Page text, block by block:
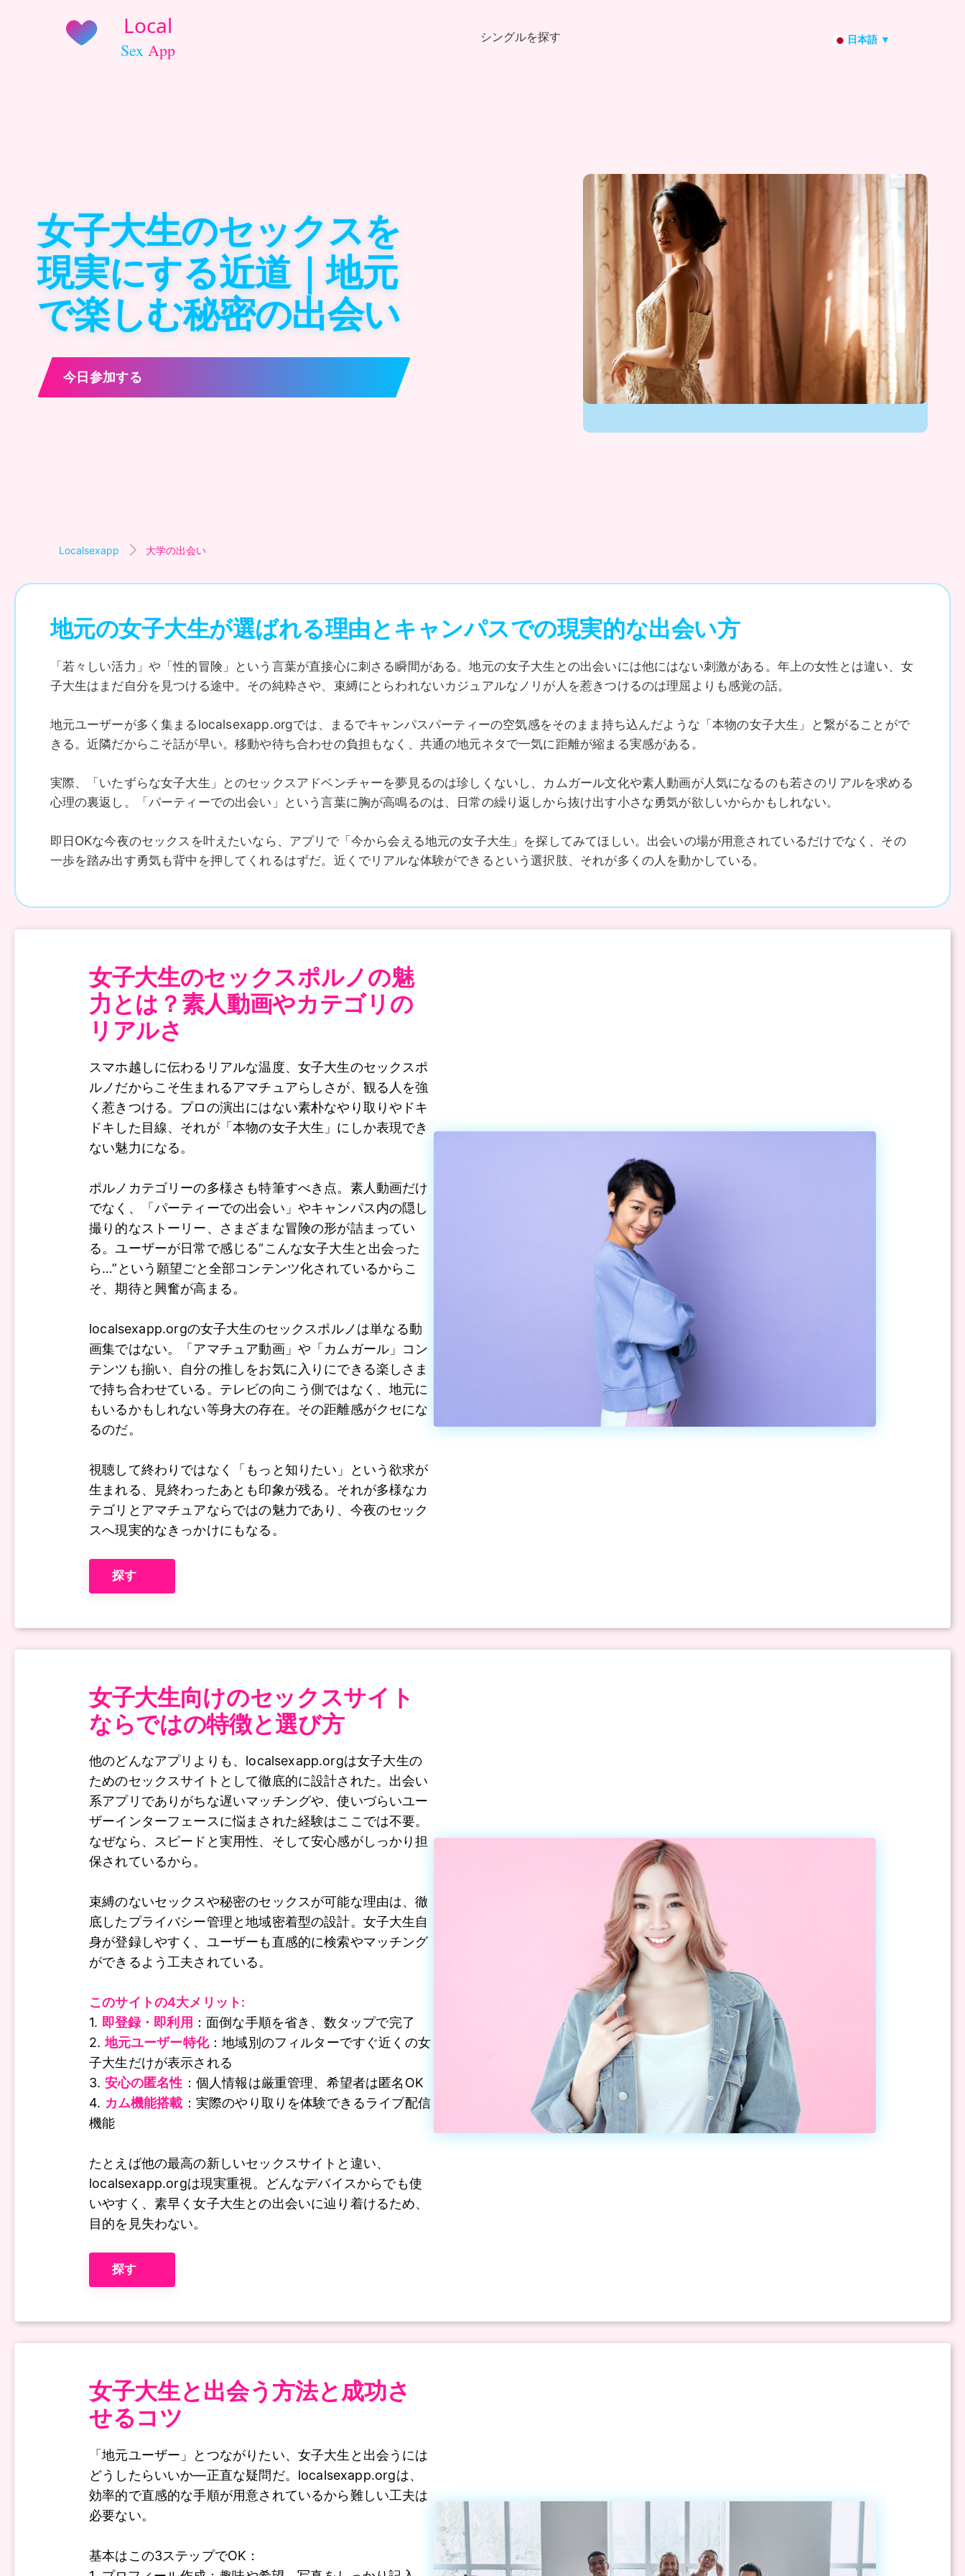
シングルを探す 日本語 ▼
女子大生のセックスを
現実にする近道｜地元
で楽しむ秘密の出会い
今日参加する
Localsexapp 大学の出会い
地元の女子大生が選ばれる理由とキャンパスでの現実的な出会い方
「若々しい活力」や「性的冒険」という言葉が直接心に刺さる瞬間がある。地元の女子大生との出会いには他にはない刺激がある。年上の女性とは違い、女
子大生はまだ自分を見つける途中。その純粋さや、束縛にとらわれないカジュアルなノリが人を惹きつけるのは理屈よりも感覚の話。
地元ユーザーが多く集まるlocalsexapp.orgでは、まるでキャンパスパーティーの空気感をそのまま持ち込んだような「本物の女子大生」と繋がることがで
きる。近隣だからこそ話が早い。移動や待ち合わせの負担もなく、共通の地元ネタで一気に距離が縮まる実感がある。
実際、「いたずらな女子大生」とのセックスアドベンチャーを夢見るのは珍しくないし、カムガール文化や素人動画が人気になるのも若さのリアルを求める
心理の裏返し。「パーティーでの出会い」という言葉に胸が高鳴るのは、日常の繰り返しから抜け出す小さな勇気が欲しいからかもしれない。
即日OKな今夜のセックスを叶えたいなら、アプリで「今から会える地元の女子大生」を探してみてほしい。出会いの場が用意されているだけでなく、その
一歩を踏み出す勇気も背中を押してくれるはずだ。近くでリアルな体験ができるという選択肢、それが多くの人を動かしている。
女子大生のセックスポルノの魅
力とは？素人動画やカテゴリの
リアルさ
スマホ越しに伝わるリアルな温度、女子大生のセックスポ
ルノだからこそ生まれるアマチュアらしさが、観る人を強
く惹きつける。プロの演出にはない素朴なやり取りやドキ
ドキした目線、それが「本物の女子大生」にしか表現でき
ない魅力になる。
ポルノカテゴリーの多様さも特筆すべき点。素人動画だけ
でなく、「パーティーでの出会い」やキャンパス内の隠し
撮り的なストーリー、さまざまな冒険の形が詰まってい
る。ユーザーが日常で感じる“こんな女子大生と出会った
ら…”という願望ごと全部コンテンツ化されているからこ
そ、期待と興奮が高まる。
localsexapp.orgの女子大生のセックスポルノは単なる動
画集ではない。「アマチュア動画」や「カムガール」コン
テンツも揃い、自分の推しをお気に入りにできる楽しさま
で持ち合わせている。テレビの向こう側ではなく、地元に
もいるかもしれない等身大の存在。その距離感がクセにな
るのだ。
視聴して終わりではなく「もっと知りたい」という欲求が
生まれる、見終わったあとも印象が残る。それが多様なカ
テゴリとアマチュアならではの魅力であり、今夜のセック
スへ現実的なきっかけにもなる。
探す
女子大生向けのセックスサイト
ならではの特徴と選び方
他のどんなアプリよりも、localsexapp.orgは女子大生の
ためのセックスサイトとして徹底的に設計された。出会い
系アプリでありがちな遅いマッチングや、使いづらいユー
ザーインターフェースに悩まされた経験はここでは不要。
なぜなら、スピードと実用性、そして安心感がしっかり担
保されているから。
束縛のないセックスや秘密のセックスが可能な理由は、徹
底したプライバシー管理と地域密着型の設計。女子大生自
身が登録しやすく、ユーザーも直感的に検索やマッチング
ができるよう工夫されている。
このサイトの4大メリット:
1. 即登録・即利用 ：面倒な手順を省き、数タップで完了
2.地元ユーザー特化：地域別のフィルターですぐ近くの女
子大生だけが表示される
3. 安心の匿名性 ：個人情報は厳重管理、希望者は匿名OK
4. カム機能搭載 ：実際のやり取りを体験できるライブ配信
機能
たとえば他の最高の新しいセックスサイトと違い、
localsexapp.orgは現実重視。どんなデバイスからでも使
いやすく、素早く女子大生との出会いに辿り着けるため、
目的を見失わない。
探す
女子大生と出会う方法と成功さ
せるコツ
「地元ユーザー」とつながりたい、女子大生と出会うには
どうしたらいいか―正直な疑問だ。localsexapp.orgは、
効率的で直感的な手順が用意されているから難しい工夫は
必要ない。
基本はこの3ステップでOK：